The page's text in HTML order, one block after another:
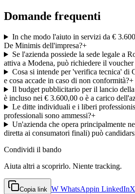
Domande frequenti
In che modo l'aiuto in servizi da €
De Minimis dell'impresa?+
Se l'azienda possiede la sede legale a
attiva a Modena, può richiedere il
Cosa si intende per 'verifica tecnica'
e cosa accade in caso di non conformità?+
Il budget pubblicitario per il lancio
è incluso nei € 3.600,00 o è a carico
Le ditte individuali e i liberi
professionali sono ammessi?+
Un'azienda che opera principalmente
diretta ai consumatori finali) può
Condividi il bando
Aiuta altri a scoprirlo. Niente tracking.
Copia link W WhatsAppin LinkedInX